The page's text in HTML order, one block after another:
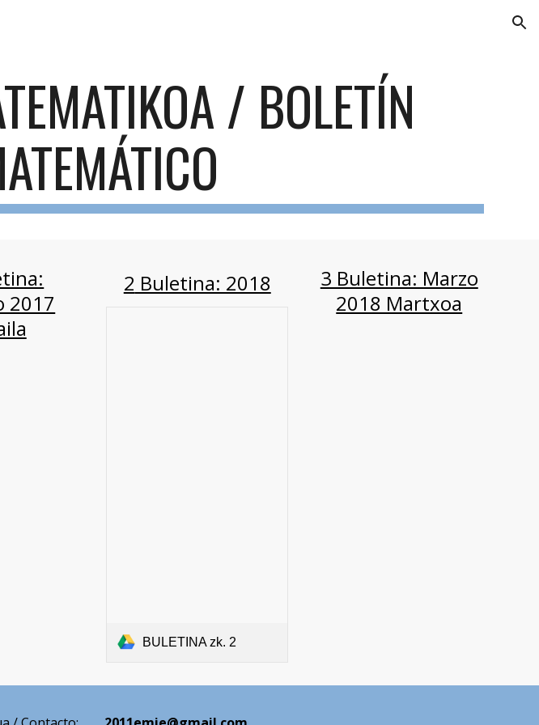
/ BOLETÍN
2017
2 Buletina: 2018
BULETINA zk. 2
3 Buletina: Marzo
2018 Martxoa